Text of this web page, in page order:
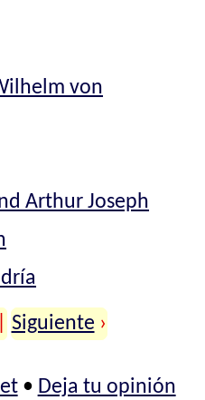
von
Arthur Joseph
Siguiente ›
• Deja tu opinión